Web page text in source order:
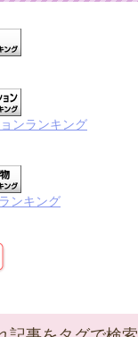
ンランキング
ンキング